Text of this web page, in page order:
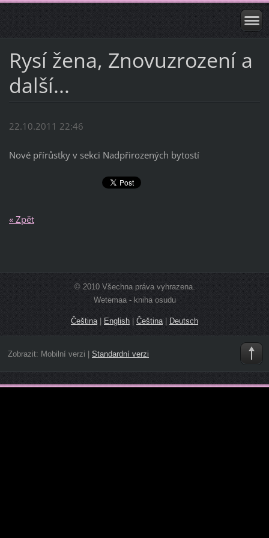
Rysí žena, Znovuzrození a
další...
22.10.2011 22:46
Nové přírůstky v sekci Nadpřirozených bytostí
« Zpět
© 2010 Všechna práva vyhrazena.
Wetemaa - kniha osudu
Čeština | English |Čeština | Deutsch
Zobrazit: Mobilní verzi Standardní verzi